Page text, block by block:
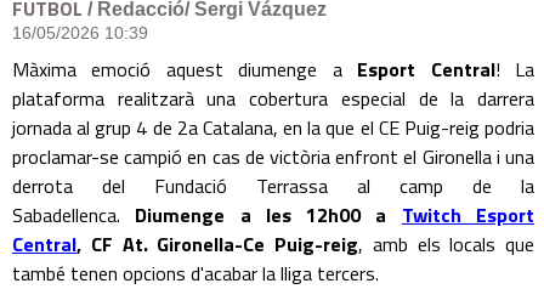
FUTBOL / Redacció/ Sergi Vázquez
16/05/2026 10:39
Màxima emoció aquest diumenge a Esport Central! La
plataforma realitzarà una cobertura especial de la darrera
jornada al grup 4 de 2a Catalana, en la que el CE Puig-reig podria
proclamar-se campió en cas de victòria enfront el Gironella i una
derrota del Fundació Terrassa al camp de la
Sabadellenca. Diumenge a les 12h00 a Twitch Esport
Central, CF At. Gironella-Ce Puig-reig, amb els locals que
també tenen opcions d'acabar la lliga tercers.